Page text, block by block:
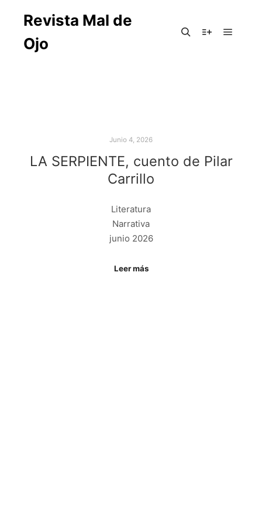
Revista Mal de
Ojo
Junio 4, 2026
LA SERPIENTE, cuento de Pilar
Carrillo
Literatura
Narrativa
junio 2026
Leer más